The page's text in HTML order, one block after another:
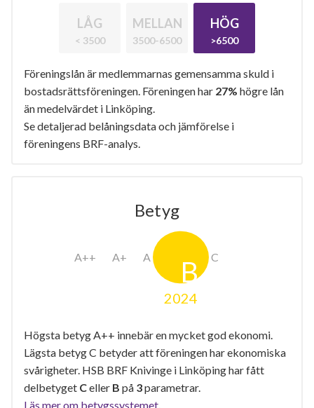
LÅG
< 3500
MELLAN
3500-6500
HÖG
>6500
Föreningslån är medlemmarnas gemensamma skuld i
bostadsrättsföreningen. Föreningen har 27% högre lån
än medelvärdet i Linköping.
Se detaljerad belåningsdata och jämförelse i
föreningens BRF-analys.
Betyg
2024
Högsta betyg A++ innebär en mycket god ekonomi.
Lägsta betyg C betyder att föreningen har ekonomiska
svårigheter. HSB BRF Knivinge i Linköping har fått
delbetyget Celler B på 3parametrar.
Läs mer om betygssystemet.